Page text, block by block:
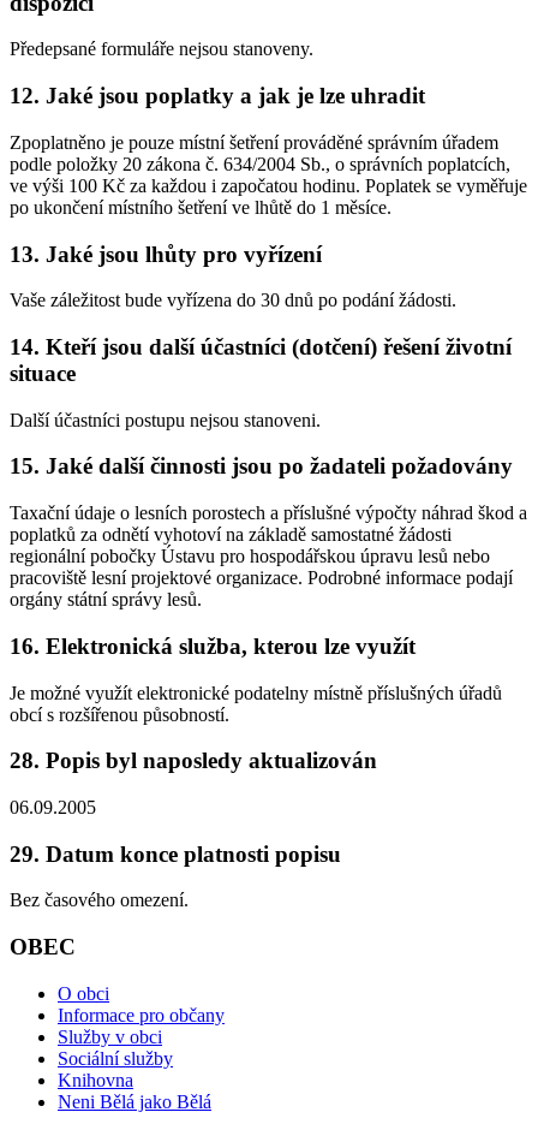
Předepsané formuláře nejsou stanoveny.
12. Jaké jsou poplatky a jak je lze uhradit
Zpoplatněno je pouze místní šetření prováděné správním úřadem
podle položky 20 zákona č. 634/2004 Sb., o správních poplatcích,
ve výši 100 Kč za každou i započatou hodinu. Poplatek se vyměřuje
po ukončení místního šetření ve lhůtě do 1 měsíce.
13. Jaké jsou lhůty pro vyřízení
Vaše záležitost bude vyřízena do 30 dnů po podání žádosti.
14. Kteří jsou další účastníci (dotčení) řešení životní
situace
Další účastníci postupu nejsou stanoveni.
15. Jaké další činnosti jsou po žadateli požadovány
Taxační údaje o lesních porostech a příslušné výpočty náhrad škod a
poplatků za odnětí vyhotoví na základě samostatné žádosti
regionální pobočky Ústavu pro hospodářskou úpravu lesů nebo
pracoviště lesní projektové organizace. Podrobné informace podají
orgány státní správy lesů.
16. Elektronická služba, kterou lze využít
Je možné využít elektronické podatelny místně příslušných úřadů
obcí s rozšířenou působností.
28. Popis byl naposledy aktualizován
06.09.2005
29. Datum konce platnosti popisu
Bez časového omezení.
OBEC
O obci
Informace pro občany
Služby v obci
Sociální služby
Knihovna
Neni Bělá jako Bělá